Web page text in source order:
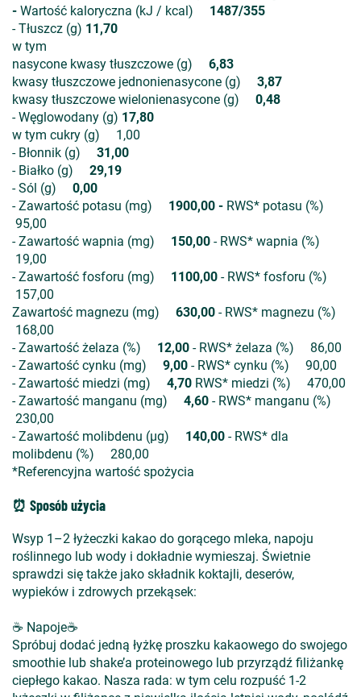
- Wartość kaloryczna (kJ / kcal) 1487/355
- Tłuszcz (g) 11,70
w tym
nasycone kwasy tłuszczowe (g) 6,83
kwasy tłuszczowe jednonienasycone (g) 3,87
kwasy tłuszczowe wielonienasycone (g) 0,48
- Węglowodany (g) 17,80
w tym cukry (g) 1,00
- Błonnik (g) 31,00
- Białko (g) 29,19
- Sól (g) 0,00
- Zawartość potasu (mg) 1900,00 - RWS* potasu (%)
95,00
- Zawartość wapnia (mg) 150,00 - RWS* wapnia (%)
19,00
- Zawartość fosforu (mg) 1100,00 - RWS* fosforu (%)
157,00
Zawartość magnezu (mg) 630,00 - RWS* magnezu (%)
168,00
- Zawartość żelaza (%)
12,00 - RWS* żelaza (%) 86,00
- Zawartość cynku (mg) 9,00 - RWS* cynku (%) 90,00
- Zawartość miedzi (mg) 4,70 RWS* miedzi (%) 470,00
- Zawartość manganu (mg) 4,60 - RWS* manganu (%)
230,00
- Zawartość molibdenu (µg) 140,00 - RWS* dla
molibdenu (%) 280,00
*Referencyjna wartość spożycia
⏰ Sposób użycia
Wsyp 1–2 łyżeczki kakao do gorącego mleka, napoju
roślinnego lub wody i dokładnie wymieszaj. Świetnie
sprawdzi się także jako składnik koktajli, deserów,
wypieków i zdrowych przekąsek:
☕ Napoje☕
Spróbuj dodać jedną łyżkę proszku kakaowego do swojego
smoothie lub shake’a proteinowego lub przyrządź filiżankę
ciepłego kakao. Nasza rada: w tym celu rozpuść 1-2